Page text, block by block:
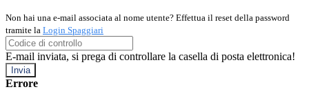
Non hai una e-mail associata al nome utente? Effettua il reset della password
tramite la Login Spaggiari
E-mail inviata, si prega di controllare la casella di posta elettronica!
Errore